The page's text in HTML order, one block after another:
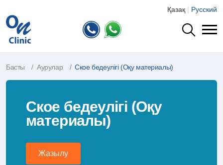
Қазақ | Русский
Басты Аурулар Ское бедеулігі (Оқу материалы)
Ское бедеулігі (Оқу
материалы)
Жазылу